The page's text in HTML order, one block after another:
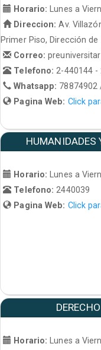
Horario:
Lunes a
Direccion: Av.
Primer Piso, Dirección
Correo:
Telefono: 2-440144 -
Whatsapp: 78874902
Pagina Web: Click
HUMANIDADES
Horario: Lunes a
Telefono:2440039
Pagina Web: Click
Horario:
Lunes a